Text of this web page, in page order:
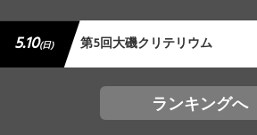
5.10(日) 第5回大磯クリテリウム
ランキングへ